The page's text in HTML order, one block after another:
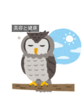
美容と健康